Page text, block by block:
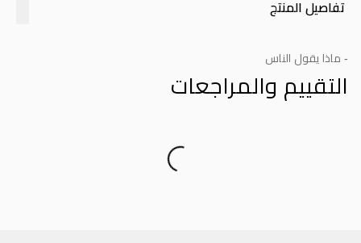
تفاصيل المنتج
- ماذا يقول الناس
التقييم والمراجعات